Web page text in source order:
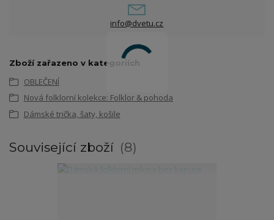
info@dvetu.cz
Zboží zařazeno v kategoriích
OBLEČENÍ
Nová folklorní kolekce: Folklor & pohoda
Dámské trička, šaty, košile
Související zboží 8